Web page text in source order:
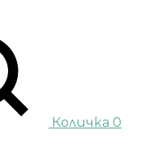
Количка 0